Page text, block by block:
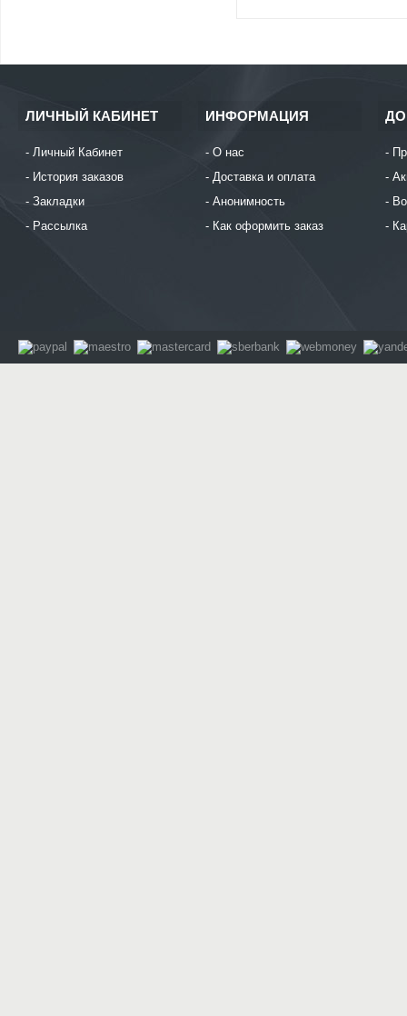
ЛИЧНЫЙ КАБИНЕТ
Личный Кабинет
История заказов
Закладки
Рассылка
ИНФОРМАЦИЯ
О нас
Доставка и оплата
Анонимность
Как оформить заказ